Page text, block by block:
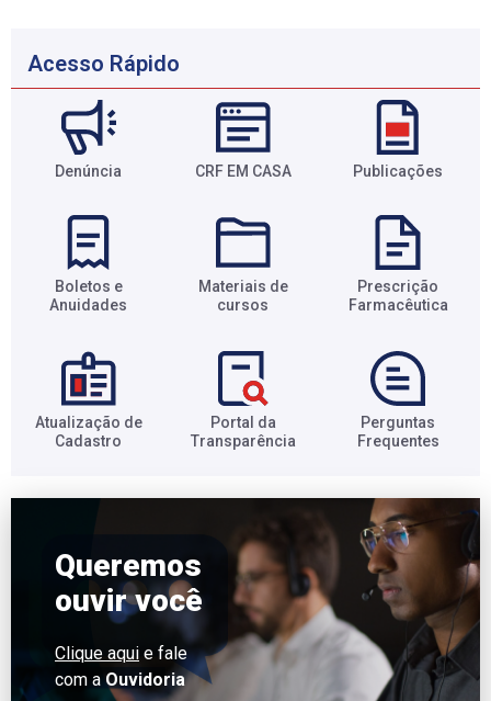
Acesso Rápido
Denúncia CRF EM CASA Publicações
Boletos e
Anuidades​
Materiais de
cursos​
Prescrição
Farmacêutica​
Atualização de
Cadastro​
Portal da
Transparência​
Perguntas
Frequentes​
Queremos
ouvir você
Clique aqui e fale
com a Ouvidoria